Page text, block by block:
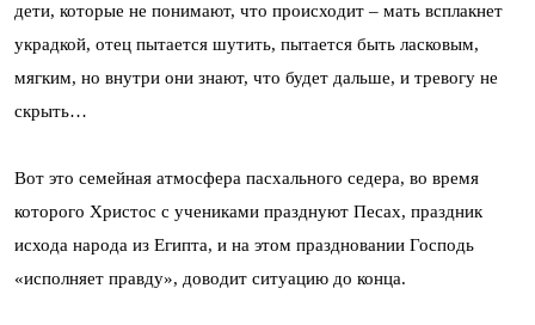
дети, которые не понимают, что происходит – мать всплакнет
украдкой, отец пытается шутить, пытается быть ласковым,
мягким, но внутри они знают, что будет дальше, и тревогу не
скрыть…
Вот это семейная атмосфера пасхального седера, во время
которого Христос с учениками празднуют Песах, праздник
исхода народа из Египта, и на этом праздновании Господь
«исполняет правду», доводит ситуацию до конца.